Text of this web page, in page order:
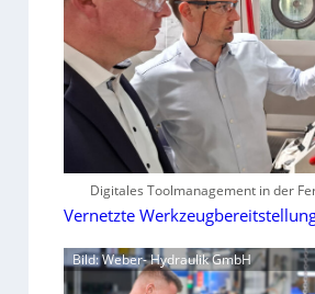
Digitales Toolmanagement in der
Vernetzte
Bild: Weber- Hydraulik GmbH